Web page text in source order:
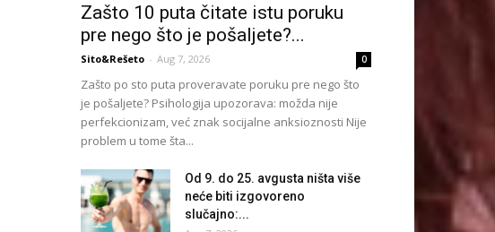
Zašto 10 puta čitate istu poruku
pre nego što je pošaljete?...
Sito&Rešeto - Aug 7, 2026 0
Zašto po sto puta proveravate poruku pre nego što
je pošaljete? Psihologija upozorava: možda nije
perfekcionizam, već znak socijalne anksioznosti Nije
problem u tome šta...
Od 9. do 25. avgusta ništa više
neće biti izgovoreno
slučajno:...